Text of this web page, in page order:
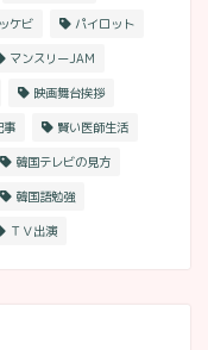
ケビ パイロット
マンスリーJAM
映画舞台挨拶
事 賢い医師生活
韓国テレビの見方
韓国語勉強
ＴＶ出演